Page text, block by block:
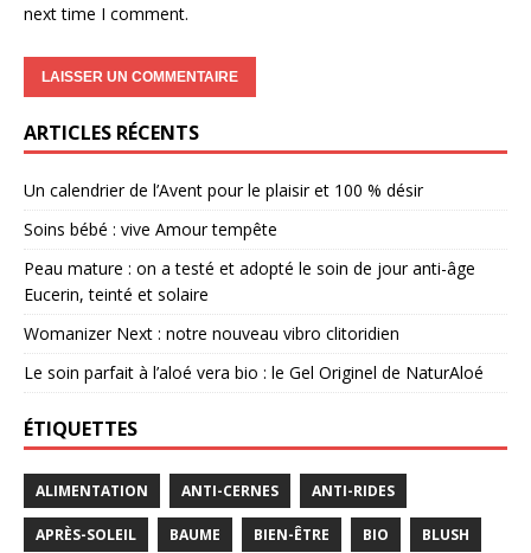
next time I comment.
ARTICLES RÉCENTS
Un calendrier de l’Avent pour le plaisir et 100 % désir
Soins bébé : vive Amour tempête
Peau mature : on a testé et adopté le soin de jour anti-âge
Eucerin, teinté et solaire
Womanizer Next : notre nouveau vibro clitoridien
Le soin parfait à l’aloé vera bio : le Gel Originel de NaturAloé
ÉTIQUETTES
ALIMENTATION ANTI-CERNES ANTI-RIDES
APRÈS-SOLEIL BAUME BIEN-ÊTRE BIO BLUSH